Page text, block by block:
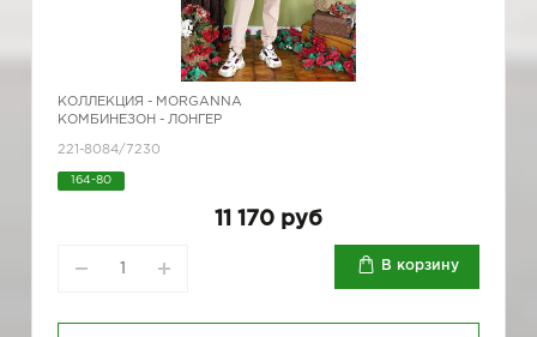
КОЛЛЕКЦИЯ - MORGANNA
КОМБИНЕЗОН - ЛОНГЕР
221-8084/7230
164-80
11 170 руб
В корзину